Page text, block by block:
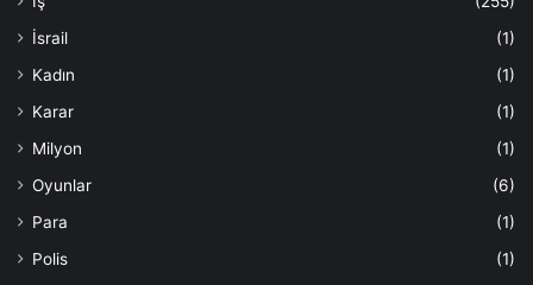
İsrail
(1)
Kadın
(1)
Karar
(1)
Milyon
(1)
Oyunlar
(6)
Para
(1)
Polis
(1)